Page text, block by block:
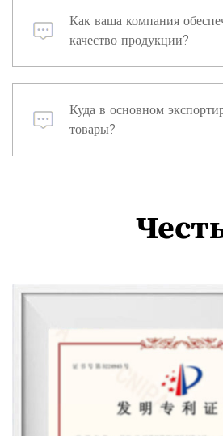
Как ваша компания
качество продукции?
Куда в основном
товары?